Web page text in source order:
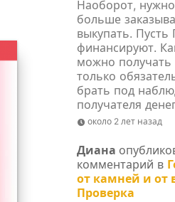
Наоборот,
больше
выкупать. Пусть
финансируют.
можно получать
только
брать под
получателя
около 2 лет назад
Диана
комментарий в
от камней и от
Проверка